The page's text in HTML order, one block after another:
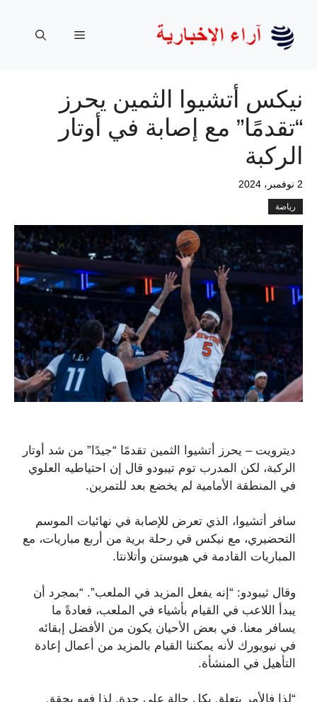
المحتوى
القائمة
نيكس أتشيوا الثمين يحرز
“تقدمًا” مع إصابة في أوتار
الركبة
2 نوفمبر، 2024
رياضة
ديترويت – يحرز أتشيوا الثمين تقدمًا “جيدًا” من شد أوتار
الركبة، لكن المدرب توم تيبودو قال إن احتياطيه العلوي
في المنطقة الأمامية لم يخضع بعد للتمرين.
سافر أتشيوا، الذي تعرض للإصابة في نهائيات الموسم
التحضيري، مع نيكس في رحلة برية من أربع مباريات، مع
المباريات القادمة في هيوستن وأتلانتا.
وقال ثيبودو: “إنه يفعل المزيد في الملعب”. “بمجرد أن
يبدأ اللاعب في القيام بأشياء في الملعب، فعادةً ما
يسافر معنا. في بعض الأحيان يكون من الأفضل إبقائه
في نيويورك لأنه يمكننا القيام بالمزيد من أعمال إعادة
التأهيل في المنشأة.
“لذا فالأمر يتعلق بكل حالة على حدة. لذا فهو يحقق